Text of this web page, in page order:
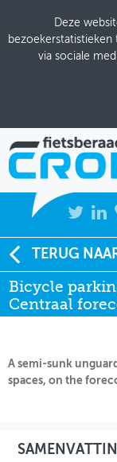
Deze
via sociale
NIEUWS
KENNISBANK
OVER
MIJN PROFIEL
TERUG
Bicycle
Centraal
Soort:
Uitgever:
Datum:
A semi-sunk
spaces, on the